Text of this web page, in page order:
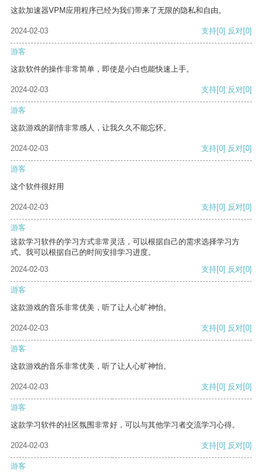
这款加速器VPM应用程序已经为我们带来了无限的隐私和自由。
2024-02-03 支持[0] 反对[0]
游客
这款软件的操作非常简单，即使是小白也能快速上手。
2024-02-03 支持[0] 反对[0]
游客
这款游戏的剧情非常感人，让我久久不能忘怀。
2024-02-03 支持[0] 反对[0]
游客
这个软件很好用
2024-02-03 支持[0] 反对[0]
游客
这款学习软件的学习方式非常灵活，可以根据自己的需求选择学习方
式。我可以根据自己的时间安排学习进度。
2024-02-03
支持[0] 反对[0]
游客
这款游戏的音乐非常优美，听了让人心旷神怡。
2024-02-03 支持[0] 反对[0]
游客
这款游戏的音乐非常优美，听了让人心旷神怡。
2024-02-03 支持[0] 反对[0]
游客
这款学习软件的社区氛围非常好，可以与其他学习者交流学习心得。
2024-02-03 支持[0] 反对[0]
游客